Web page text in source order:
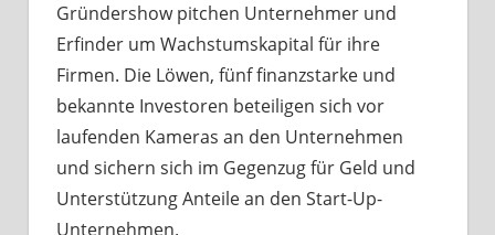
Gründershow pitchen Unternehmer und
Erfinder um Wachstumskapital für ihre
Firmen. Die Löwen, fünf finanzstarke und
bekannte Investoren beteiligen sich vor
laufenden Kameras an den Unternehmen
und sichern sich im Gegenzug für Geld und
Unterstützung Anteile an den Start-Up-
Unternehmen.